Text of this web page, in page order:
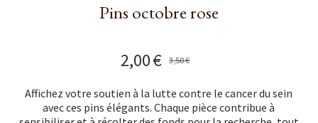
Pins octobre rose
2,00€ 3,50€
Affichez votre soutien à la lutte contre le cancer du sein
avec ces pins élégants. Chaque pièce contribue à